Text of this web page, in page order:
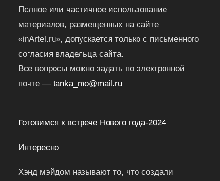
Полное или частичное использование
материалов, размещенных на сайте
«inArtel.ru», допускается только с письменного
согласия владельца сайта.
Все вопросы можно задать по электронной
почте —tanka_mo@mail.ru
Готовимся к встрече Нового года-2024
Интересно
Хэнд мэйдом называют то, что создали